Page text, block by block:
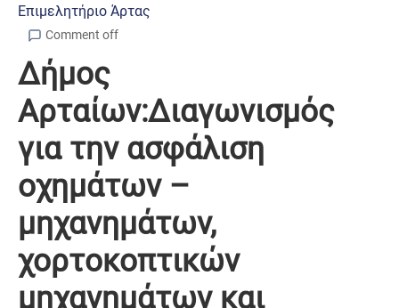
Επιμελητήριο Άρτας
Comment off
Δήμος
Αρταίων:Διαγωνισμός
για την ασφάλιση
οχημάτων –
μηχανημάτων,
χορτοκοπτικών
μηχανημάτων και